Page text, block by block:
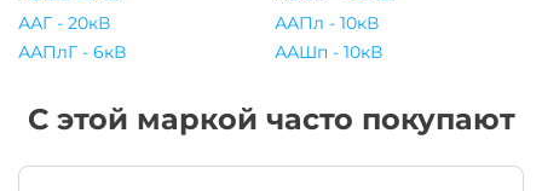
ААГ - 20кВ
ААПл - 10кВ
ААПлГ - 6кВ
ААШп - 10кВ
С этой маркой часто покупают